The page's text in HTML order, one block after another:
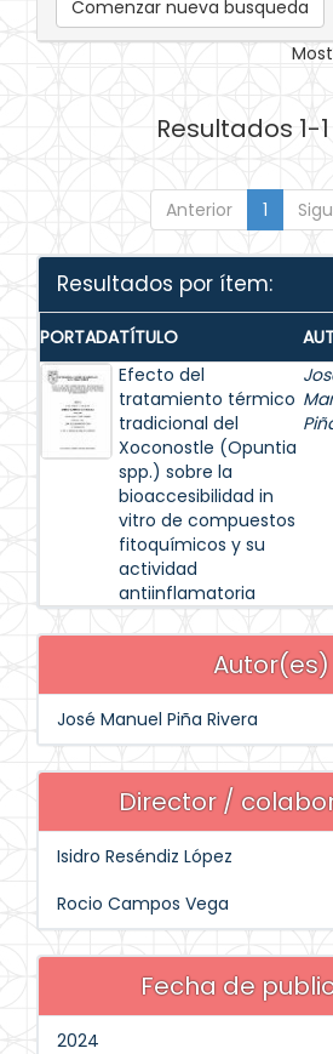
Comenzar nueva busqueda
Resultados 1-1
Anterior 1
Resultados por ítem:
PORTADATÍTULO
Efecto del
tratamiento térmico
tradicional del
Xoconostle (Opuntia
spp.) sobre la
bioaccesibilidad in
vitro de compuestos
fitoquímicos y su
actividad
antiinflamatoria
Autor(es)
José Manuel Piña Rivera
Director /
Isidro Reséndiz López
Rocio Campos Vega
Fecha de
2024